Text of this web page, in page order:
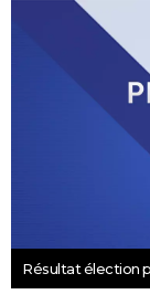
Résultat élection